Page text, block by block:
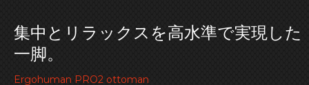
集中とリラックスを高水準で実現した
一脚。
Ergohuman PRO2 ottoman